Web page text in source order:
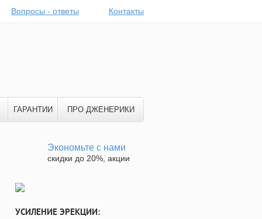
Вопросы - ответы Контакты
ГАРАНТИИ ПРО ДЖЕНЕРИКИ
Экономьте с нами
скидки до 20%, акции
УСИЛЕНИЕ ЭРЕКЦИИ: